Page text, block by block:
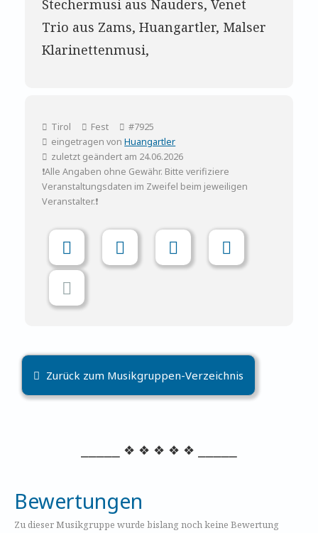
Stechermusi aus Nauders, Venet
Trio aus Zams, Huangartler, Malser
Klarinettenmusi,
Tirol Fest
#7925
eingetragen vonHuangartler
zuletzt geändert am 24.06.2026
❗Alle Angaben ohne Gewähr. Bitte verifiziere
Veranstaltungsdaten im Zweifel beim jeweiligen
Veranstalter.❗
Zurück zum Musikgruppen-Verzeichnis
⎯⎯⎯⎯⎯ ❖ ❖ ❖ ❖ ❖ ⎯⎯⎯⎯⎯
Bewertungen
Zu dieser Musikgruppe wurde bislang noch keine Bewertung